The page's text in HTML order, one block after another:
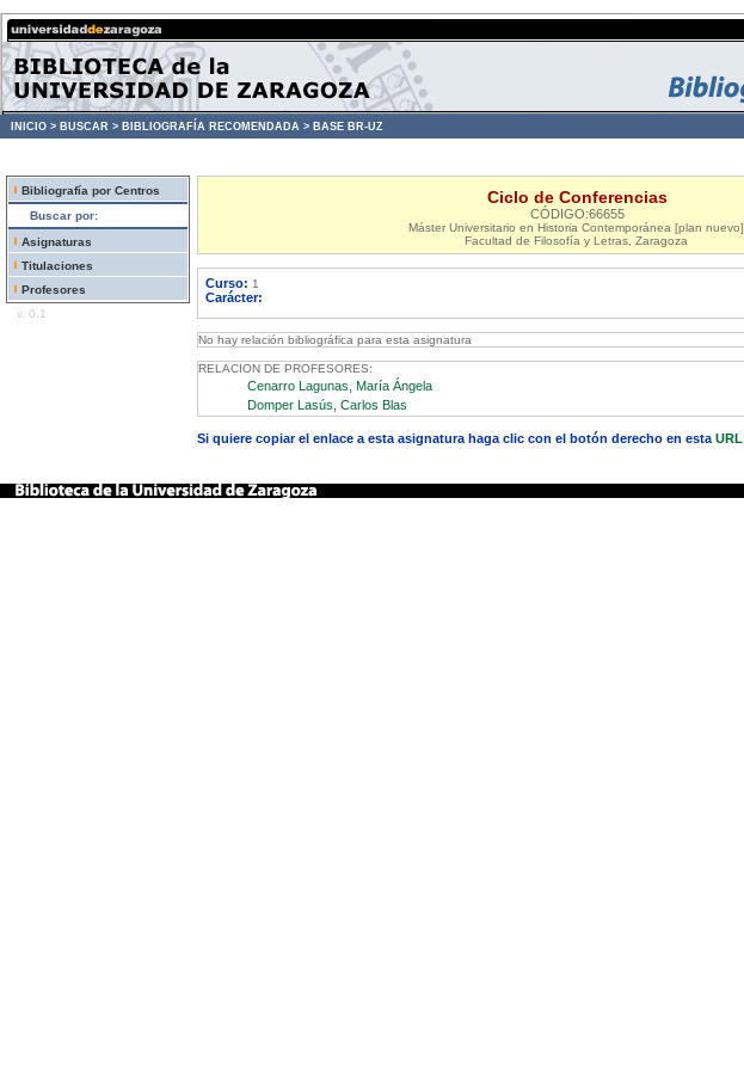
INICIO > BUSCAR > BIBLIOGRAFÍA RECOMENDADA > BASE BR-UZ
Bibliografía por Centros
Buscar por:
Asignaturas
Titulaciones
Profesores
v. 0.1
Ciclo de Conferencias
CÓDIGO:66655
Máster Universitario en Historia Contemporánea [plan nuevo]
Facultad de Filosofía y Letras, Zaragoza
Curso: 1
Carácter:
No hay relación bibliográfica para esta asignatura
RELACION DE PROFESORES:
Cenarro Lagunas, María Ángela
Domper Lasús, Carlos Blas
Si quiere copiar el enlace a esta asignatura haga clic con el botón derecho en esta URL